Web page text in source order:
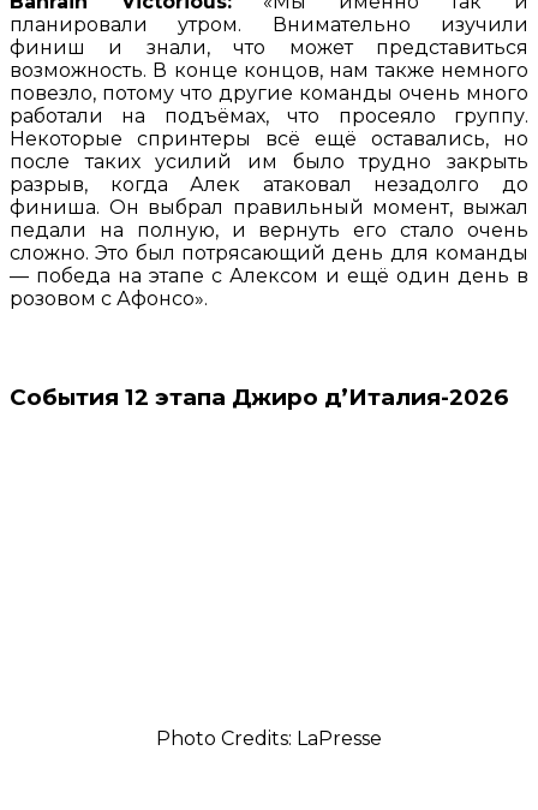
планировали утром. Внимательно изучили
финиш и знали, что может представиться
возможность. В конце концов, нам также немного
повезло, потому что другие команды очень много
работали на подъёмах, что просеяло группу.
Некоторые спринтеры всё ещё оставались, но
после таких усилий им было трудно закрыть
разрыв, когда Алек атаковал незадолго до
финиша. Он выбрал правильный момент, выжал
педали на полную, и вернуть его стало очень
сложно. Это был потрясающий день для команды
— победа на этапе с Алексом и ещё один день в
розовом с Афонсо».
События 12 этапа Джиро д’Италия-2026
Photo Credits: LaPresse